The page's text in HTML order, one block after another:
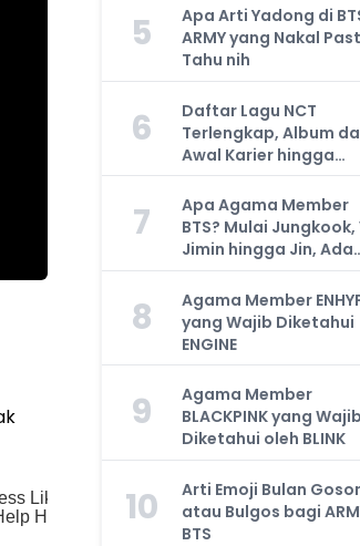
5
Apa Arti Yadong di
ARMY yang Nakal
Tahu nih
6
Daftar Lagu NCT
Terlengkap, Album
Awal Karier hingga
Sekarang
7
Apa Agama Member
BTS? Mulai Jungkook,
Jimin hingga Jin, Ada
yang Atheis
8
Agama Member
yang Wajib Diketahui
ENGINE
9
Agama Member
BLACKPINK yang Wajib
Diketahui oleh BLINK
10
Arti Emoji Bulan
atau Bulgos bagi
BTS